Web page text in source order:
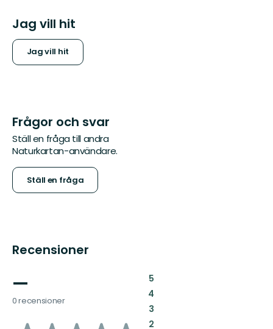
Jag vill hit
Jag vill hit
Frågor och svar
Ställ en fråga till andra
Naturkartan-användare.
Ställ en fråga
Recensioner
—
0 recensioner
5:
4:
3:
2: